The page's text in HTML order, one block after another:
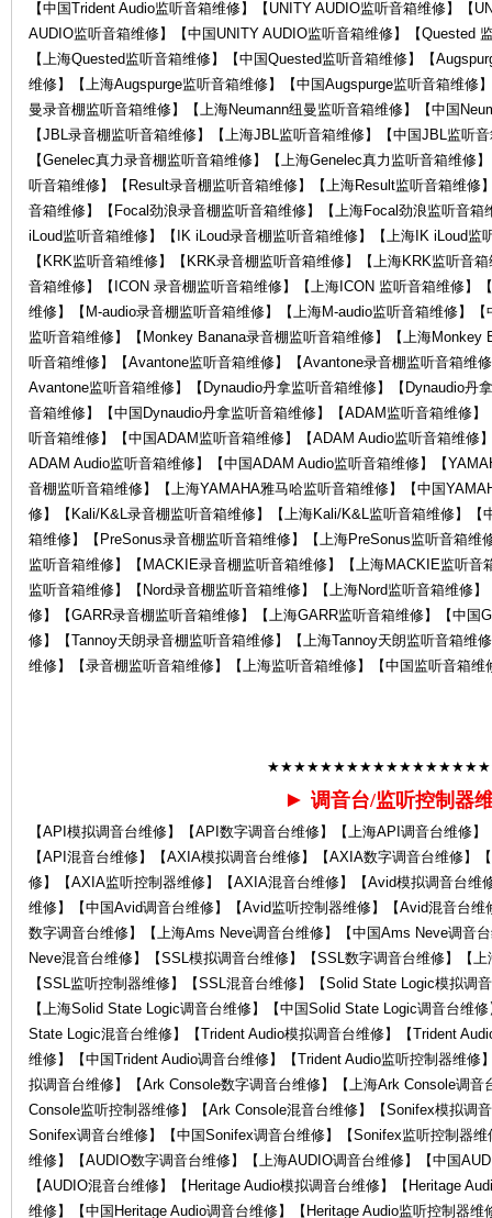
【中国Trident Audio监听音箱维修】【UNITY AUDIO监听音箱维修】【
AUDIO监听音箱维修】【中国UNITY AUDIO监听音箱维修】【Quested
【上海Quested监听音箱维修】【中国Quested监听音箱维修】【
维修】【上海Augspurge监听音箱维修】【中国Augspurge监听音箱维修
曼录音棚监听音箱维修】【上海Neumann纽曼监听音箱维修】【中国
【JBL录音棚监听音箱维修】【上海JBL监听音箱维修】【中国JBL监听
【Genelec真力录音棚监听音箱维修】【上海Genelec真力监听音箱维修
听音箱维修】【Result录音棚监听音箱维修】【上海Result监听音箱维修
音箱维修】【Focal劲浪录音棚监听音箱维修】【上海Focal劲浪监听音
iLoud监听音箱维修】【IK iLoud录音棚监听音箱维修】【上海IK iLoud监
【KRK监听音箱维修】【KRK录音棚监听音箱维修】【上海KRK监听音
音箱维修】【ICON 录音棚监听音箱维修】【上海ICON 监听音箱维修】
维修】【M-audio录音棚监听音箱维修】【上海M-audio监听音箱维修】
监听音箱维修】【Monkey Banana录音棚监听音箱维修】【上海
听音箱维修】【Avantone监听音箱维修】【Avantone录音棚监听音箱维
Avantone监听音箱维修】【Dynaudio丹拿监听音箱维修】【Dynaudio丹
音箱维修】【中国Dynaudio丹拿监听音箱维修】【ADAM监听音箱维修
听音箱维修】【中国ADAM监听音箱维修】【ADAM Audio监听音箱维修
ADAM Audio监听音箱维修】【中国ADAM Audio监听音箱维修】【
音棚监听音箱维修】【上海YAMAHA雅马哈监听音箱维修】【中国
修】【Kali/K&L录音棚监听音箱维修】【上海Kali/K&L监听音箱维修】
箱维修】【PreSonus录音棚监听音箱维修】【上海PreSonus监听音箱
监听音箱维修】【MACKIE录音棚监听音箱维修】【上海MACKIE监听
监听音箱维修】【Nord录音棚监听音箱维修】【上海Nord监听音箱维修
修】【GARR录音棚监听音箱维修】【上海GARR监听音箱维修】【中国
修】【Tannoy天朗录音棚监听音箱维修】【上海Tannoy天朗监听音箱维
维修】【录音棚监听音箱维修】【上海监听音箱维修】【中国监听音箱维
► 调音台/监听控制器
【API模拟调音台维修】【API数字调音台维修】【上海API调音台维修
【API混音台维修】【AXIA模拟调音台维修】【AXIA数字调音台维修】
修】【AXIA监听控制器维修】【AXIA混音台维修】【Avid模拟调音台维
维修】【中国Avid调音台维修】【Avid监听控制器维修】【Avid混音台
数字调音台维修】【上海Ams Neve调音台维修】【中国Ams Neve调音
Neve混音台维修】【SSL模拟调音台维修】【SSL数字调音台维修】【
【SSL监听控制器维修】【SSL混音台维修】【Solid State Logic模拟调
【上海Solid State Logic调音台维修】【中国Solid State Logic调音台维
State Logic混音台维修】【Trident Audio模拟调音台维修】【Trident
维修】【中国Trident Audio调音台维修】【Trident Audio监听控制器维修
拟调音台维修】【Ark Console数字调音台维修】【上海Ark Console调
Console监听控制器维修】【Ark Console混音台维修】【Sonifex模拟调
Sonifex调音台维修】【中国Sonifex调音台维修】【Sonifex监听控制器
维修】【AUDIO数字调音台维修】【上海AUDIO调音台维修】【中国
【AUDIO混音台维修】【Heritage Audio模拟调音台维修】【Heritage
维修】【中国Heritage Audio调音台维修】【Heritage Audio监听控制器